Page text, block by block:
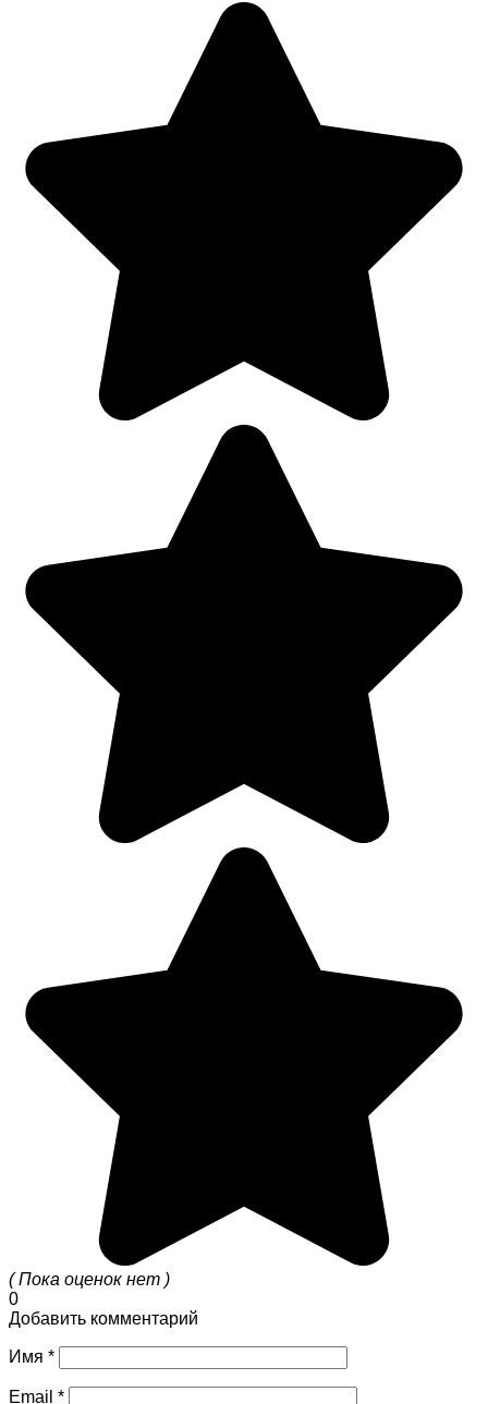
( Пока оценок нет )
0
Добавить комментарий
Имя *
Email *